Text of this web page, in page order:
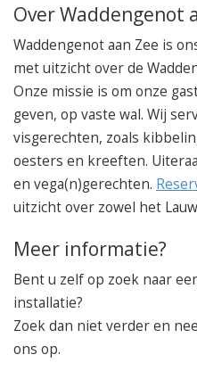
Over Waddengenot
Waddengenot aan Zee is
met uitzicht over de
Onze missie is om onze
geven, op vaste wal. Wij
visgerechten, zoals
oesters en kreeften.
en vega(n)gerechten.
uitzicht over zowel het
Meer informatie?
Bent u zelf op zoek naar
installatie?
Zoek dan niet verder en
ons op.